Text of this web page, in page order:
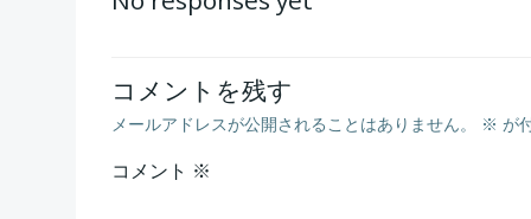
ビ
ゲ
コメントを残す
メールアドレスが公開されることはありません。 ※ が
コメント ※